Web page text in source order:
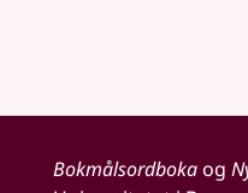
Bokmålsordbokaog